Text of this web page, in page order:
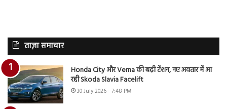
ताज़ा समाचार
Honda City और Verna की बढ़ी टेंशन, नए अवतार में आ
रही Skoda Slavia Facelift
30 July 2026 - 7:48 PM